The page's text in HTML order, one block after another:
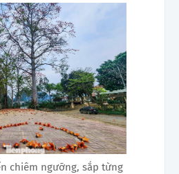
chiêm ngưỡng, sắp từng